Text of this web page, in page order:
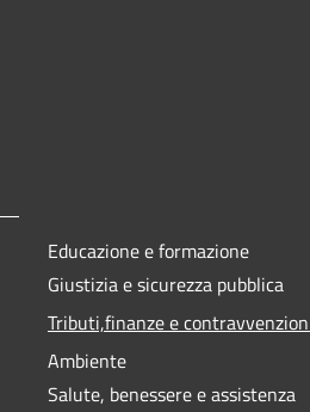
Educazione e formazione
Giustizia e sicurezza pubblica
Tributi,finanze e
Ambiente
Salute, benessere e assistenza